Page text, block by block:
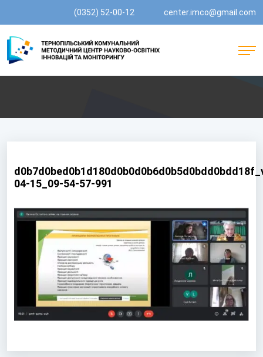
(0352) 52-00-12 center.imco@gmail.com
04-15_09-54-57-991